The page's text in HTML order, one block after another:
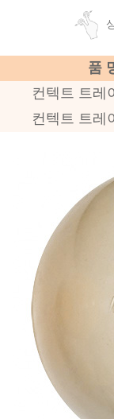
품
컨텍트 트레
컨텍트 트레